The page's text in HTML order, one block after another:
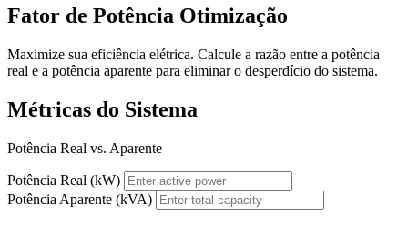
Fator de Potência Otimização
Maximize sua eficiência elétrica. Calcule a razão entre a potência
real e a potência aparente para eliminar o desperdício do sistema.
Métricas do Sistema
Potência Real vs. Aparente
Potência Real (kW)
Potência Aparente (kVA)